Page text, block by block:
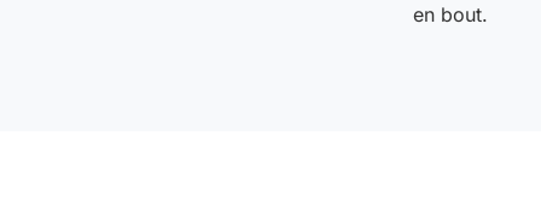
en bout.